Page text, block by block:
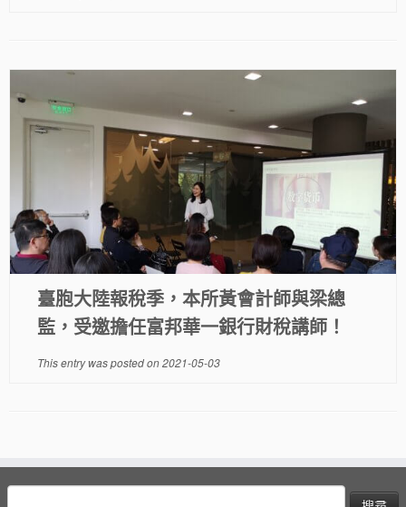
臺胞大陸報稅季，本所黃會計師與梁總
監，受邀擔任富邦華一銀行財稅講師！
This entry was posted on2021-05-03